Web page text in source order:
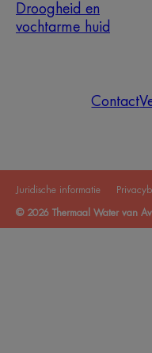
Droogheid en
vochtarme huid
Contact
Juridische informatie
© 2026 Thermaal Water van